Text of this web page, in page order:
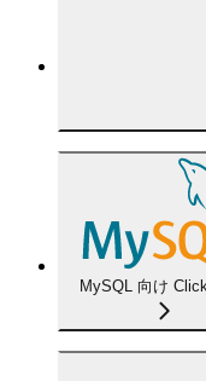
MySQL 向け